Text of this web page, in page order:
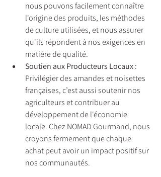
nous pouvons facilement connaître
l'origine des produits, les méthodes
de culture utilisées, et nous assurer
qu'ils répondent à nos exigences en
matière de qualité.
Soutien aux Producteurs Locaux :
Privilégier des amandes et noisettes
françaises, c’est aussi soutenir nos
agriculteurs et contribuer au
développement de l'économie
locale. Chez NOMAD Gourmand, nous
croyons fermement que chaque
achat peut avoir un impact positif sur
nos communautés.